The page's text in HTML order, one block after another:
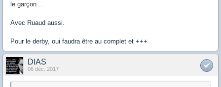
le garçon...
Avec Ruaud aussi.
Pour le derby, oui faudra être au complet et +++
DIAS
06 déc. 2017